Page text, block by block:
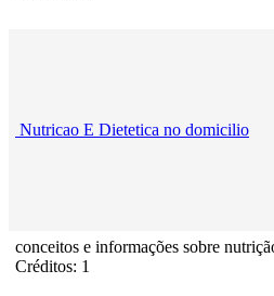
Nutricao E Dietetica no domicilio
conceitos e informações sobre
Créditos: 1